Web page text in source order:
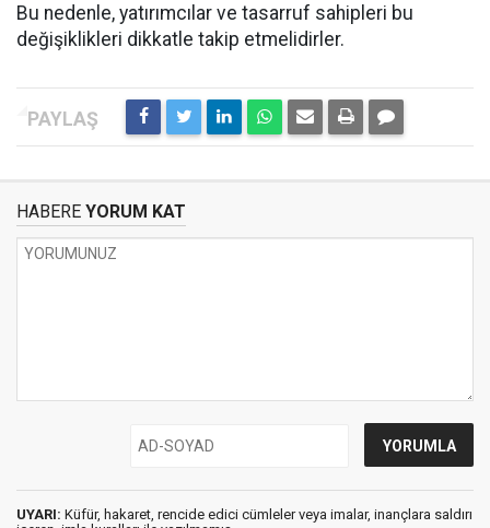
Bu nedenle, yatırımcılar ve tasarruf sahipleri bu
değişiklikleri dikkatle takip etmelidirler.
HABERE YORUM KAT
UYARI: Küfür, hakaret, rencide edici cümleler veya imalar, inançlara saldırı